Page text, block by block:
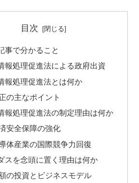
目次
事で分かること
報処理促進法による政府出資
報処理促進法とは何か
の主なポイント
報処理促進法の制定理由は何か
安全保障の強化
体産業の国際競争力回復
スを念頭に置く理由は何か
の投資とビジネスモデル